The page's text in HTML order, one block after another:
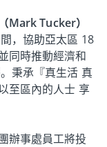
Mark Tucker）
，協助亞太區 18
同時推動經濟和
秉承『真生活 真
至區內的人士 享
辦事處員工將投